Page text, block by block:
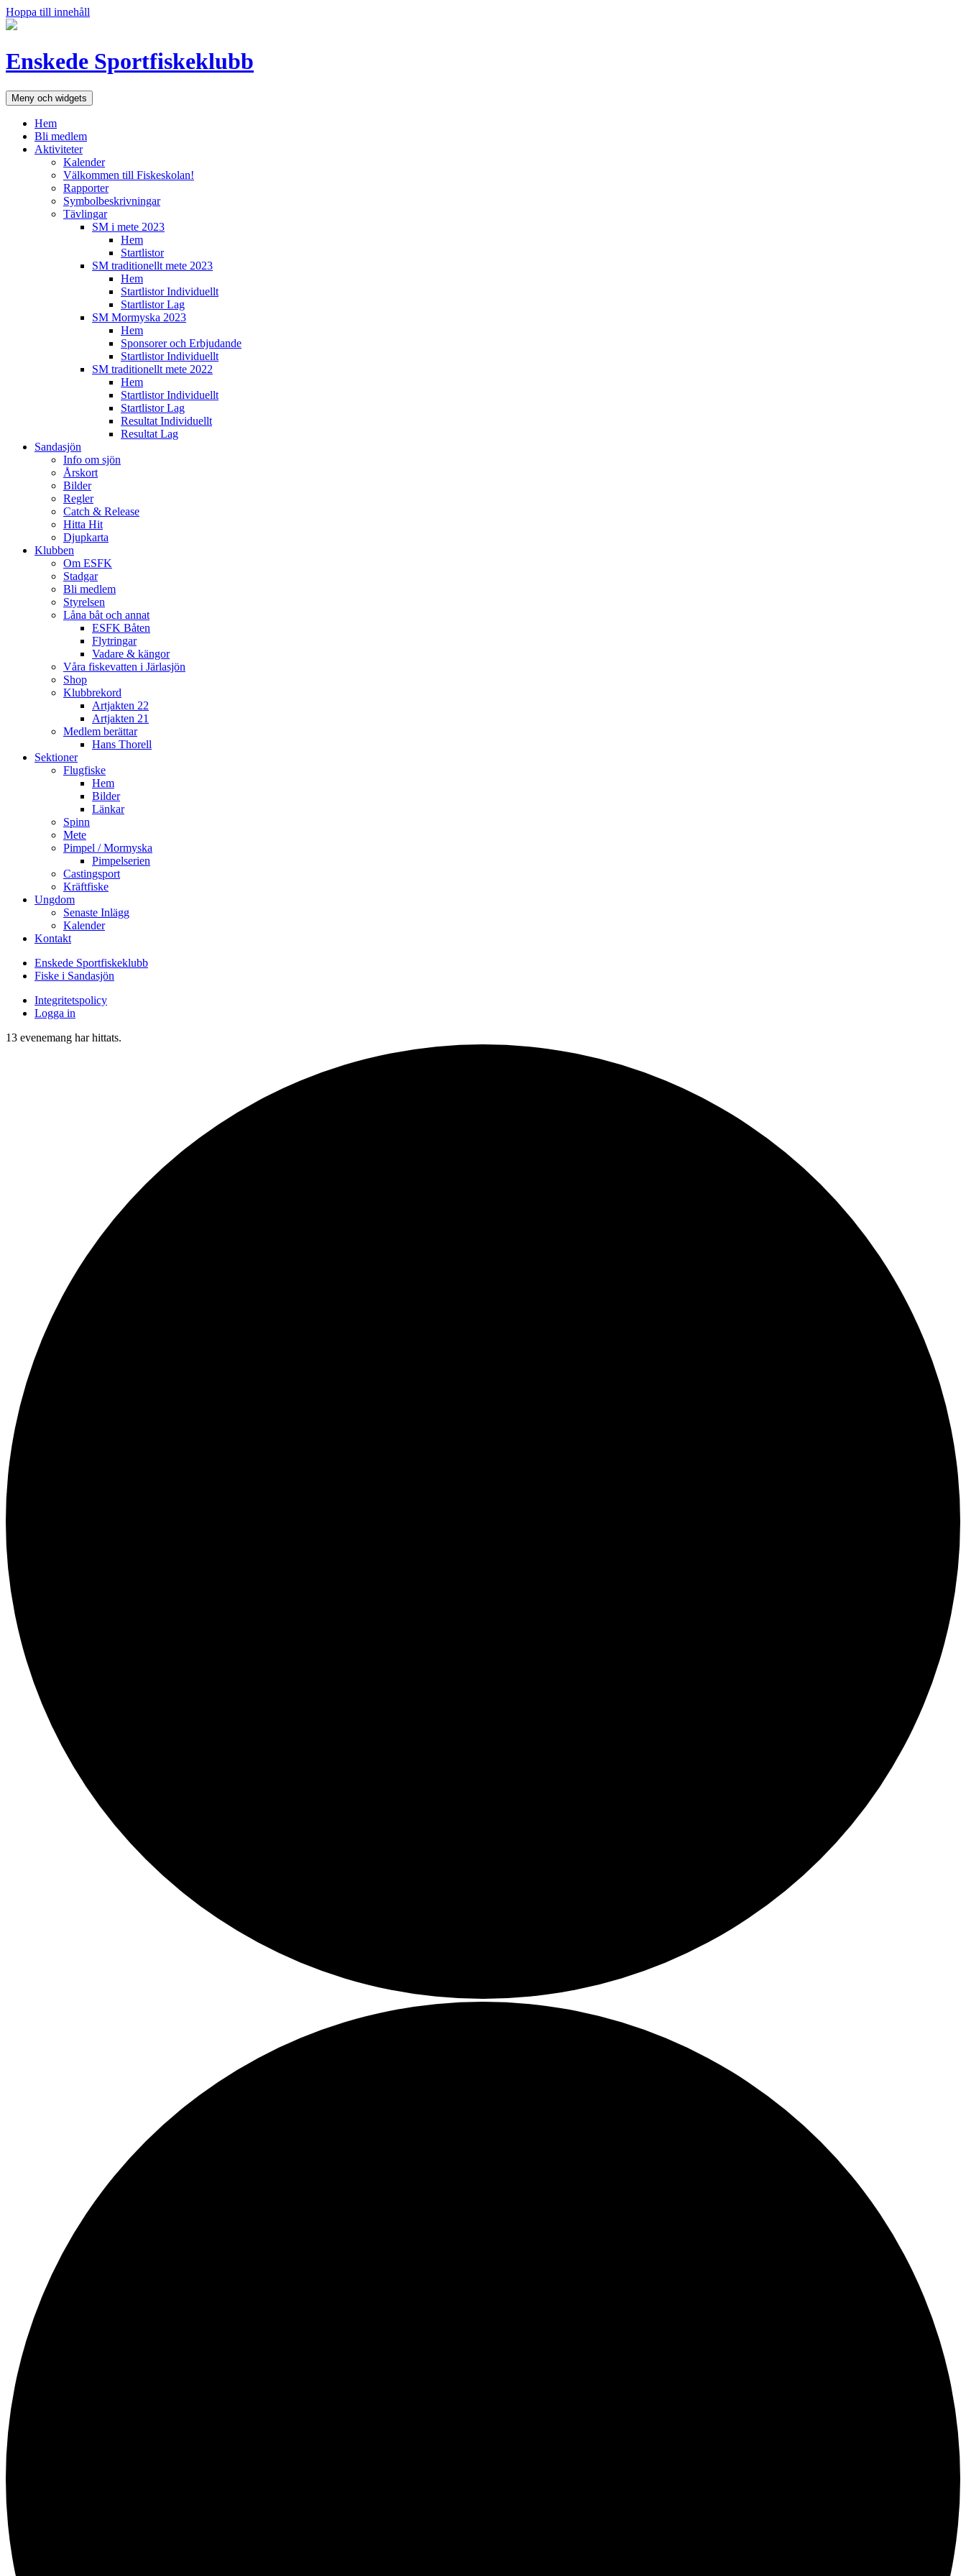
Hoppa till innehåll
Enskede Sportfiskeklubb
Meny och widgets
Hem
Bli medlem
Aktiviteter
Kalender
Välkommen till Fiskeskolan!
Rapporter
Symbolbeskrivningar
Tävlingar
SM i mete 2023
Hem
Startlistor
SM traditionellt mete 2023
Hem
Startlistor Individuellt
Startlistor Lag
SM Mormyska 2023
Hem
Sponsorer och Erbjudande
Startlistor Individuellt
SM traditionellt mete 2022
Hem
Startlistor Individuellt
Startlistor Lag
Resultat Individuellt
Resultat Lag
Sandasjön
Info om sjön
Årskort
Bilder
Regler
Catch & Release
Hitta Hit
Djupkarta
Klubben
Om ESFK
Stadgar
Bli medlem
Styrelsen
Låna båt och annat
ESFK Båten
Flytringar
Vadare & kängor
Våra fiskevatten i Järlasjön
Shop
Klubbrekord
Artjakten 22
Artjakten 21
Medlem berättar
Hans Thorell
Sektioner
Flugfiske
Hem
Bilder
Länkar
Spinn
Mete
Pimpel / Mormyska
Pimpelserien
Castingsport
Kräftfiske
Ungdom
Senaste Inlägg
Kalender
Kontakt
Enskede Sportfiskeklubb
Fiske i Sandasjön
Integritetspolicy
Logga in
13 evenemang har hittats.